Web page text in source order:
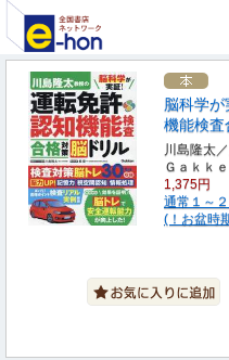
脳科学
機能検査
川島隆太
Ｇａｋｋｅ
1,375円
通常１～
(！お盆時